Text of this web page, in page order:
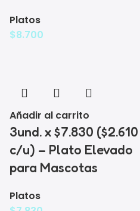
Platos
$8.700
Añadir al carrito
3und. x $7.830 ($2.610
c/u) – Plato Elevado
para Mascotas
Platos